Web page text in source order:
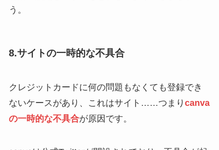
う。
8.サイトの一時的な不具合
クレジットカードに何の問題もなくても登録でき
ないケースがあり、これはサイト……つまり canva
の一時的な不具合が原因です。